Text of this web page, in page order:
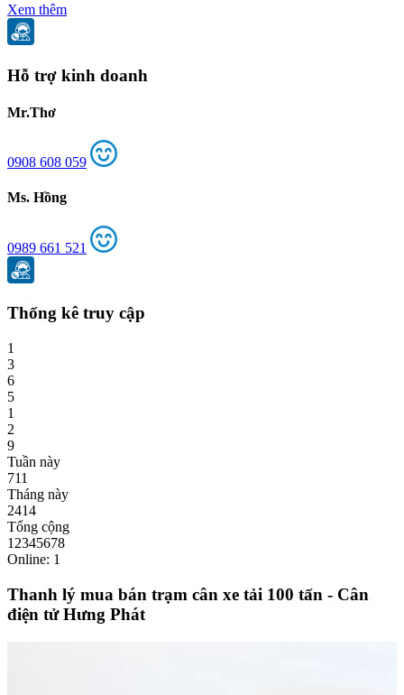
Xem thêm
Hỗ trợ kinh doanh
Mr.Thơ
0908 608 059
Ms. Hồng
0989 661 521
Thống kê truy cập
1
3
6
5
1
2
9
Tuần này
711
Tháng này
2414
Tổng cộng
12345678
Online: 1
Thanh lý mua bán trạm cân xe tải 100 tấn - Cân
điện tử Hưng Phát